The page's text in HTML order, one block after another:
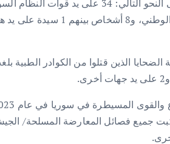
جميع فصائل المعارضة المسلحة/